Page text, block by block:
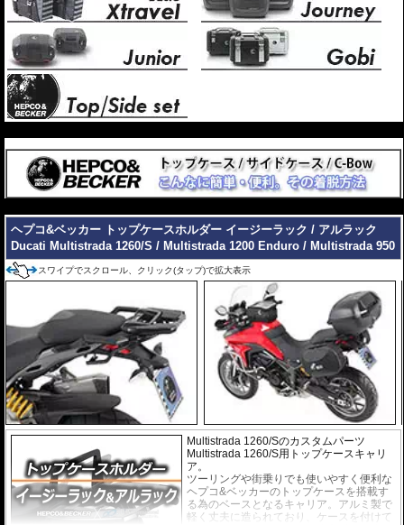
ヘプコ&ベッカー トップケースホルダー イージーラック / アルラック
Ducati Multistrada 1260/S / Multistrada 1200 Enduro / Multistrada 950
スワイプでスクロール、クリック(タップ)で拡大表示
Multistrada 1260/Sのカスタムパーツ
Multistrada 1260/S用トップケースキャリ
ア。
ツーリングや街乗りでも使いやすく便利な
ヘプコ&ベッカーのトップケースを搭載す
る為のベースとなるキャリア。アルミ製で
軽く丈夫に造られており、ケースを付けて